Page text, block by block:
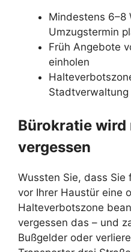
Mindestens 6–8
Umzugstermin
Früh Angebote
einholen
Bürokratie wird
vergessen
Wussten Sie, dass Sie
vor Ihrer Haustür eine
Halteverbotszone
vergessen das – und
Bußgelder oder